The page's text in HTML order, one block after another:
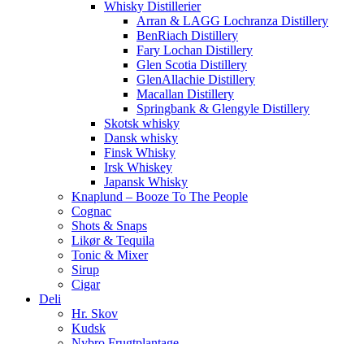
Whisky Distillerier
Arran & LAGG Lochranza Distillery
BenRiach Distillery
Fary Lochan Distillery
Glen Scotia Distillery
GlenAllachie Distillery
Macallan Distillery
Springbank & Glengyle Distillery
Skotsk whisky
Dansk whisky
Finsk Whisky
Irsk Whiskey
Japansk Whisky
Knaplund – Booze To The People
Cognac
Shots & Snaps
Likør & Tequila
Tonic & Mixer
Sirup
Cigar
Deli
Hr. Skov
Kudsk